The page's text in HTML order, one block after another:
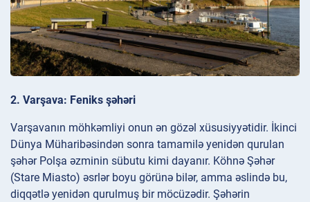
2. Varşava: Feniks şəhəri
Varşavanın möhkəmliyi onun ən gözəl xüsusiyyətidir. İkinci
Dünya Müharibəsindən sonra tamamilə yenidən qurulan
şəhər Polşa əzminin sübutu kimi dayanır. Köhnə Şəhər
(Stare Miasto) əsrlər boyu görünə bilər, amma əslində bu,
diqqətlə yenidən qurulmuş bir möcüzədir. Şəhərin